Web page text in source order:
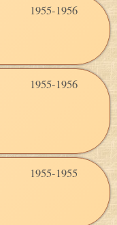
1955-1956
1955-1956
1955-1955